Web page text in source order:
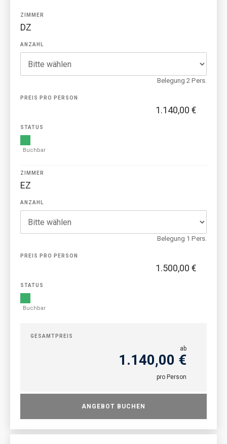
ZIMMER
DZ
ANZAHL
Belegung 2 Pers.
PREIS PRO PERSON
1.140,00 €
STATUS
Buchbar
ZIMMER
EZ
ANZAHL
Belegung 1 Pers.
PREIS PRO PERSON
1.500,00 €
STATUS
Buchbar
GESAMTPREIS
ab
1.140,00 €
pro Person
ANGEBOT BUCHEN